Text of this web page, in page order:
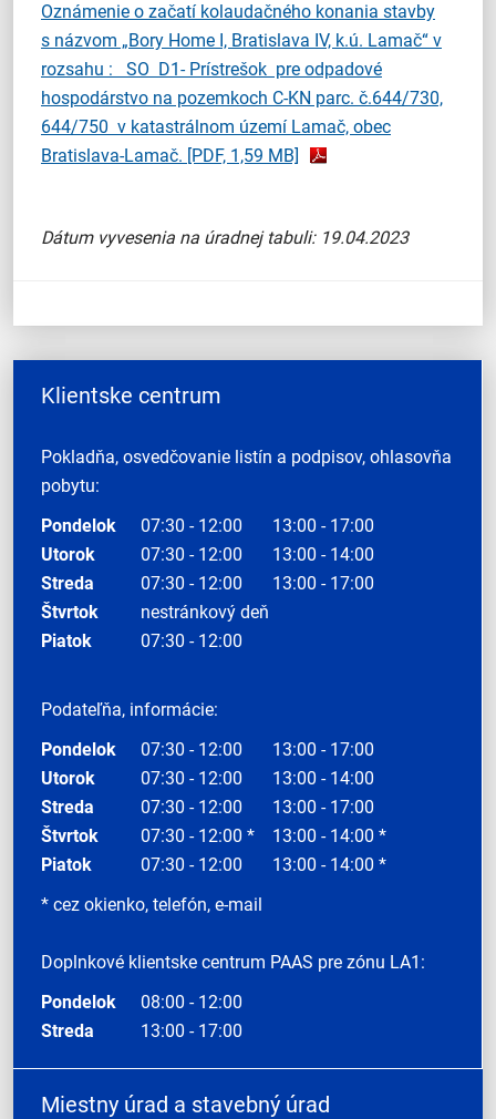
Oznámenie o začatí kolaudačného konania stavby
s názvom „Bory Home I, Bratislava IV, k.ú. Lamač“ v
rozsahu : SO D1- Prístrešok pre odpadové
hospodárstvo na pozemkoch C-KN parc. č.644/730,
644/750 v katastrálnom území Lamač, obec
Bratislava-Lamač. [PDF, 1,59 MB]
Dátum vyvesenia na úradnej tabuli: 19.04.2023
Klientske centrum
Pokladňa, osvedčovanie listín a podpisov, ohlasovňa
pobytu:
Pondelok
07:30 - 12:00
13:00 - 17:00
Utorok
07:30 - 12:00
13:00 - 14:00
Streda
07:30 - 12:00
13:00 - 17:00
Štvrtok
nestránkový deň
Piatok
07:30 - 12:00
Podateľňa, informácie:
Pondelok
07:30 - 12:00
13:00 - 17:00
Utorok
07:30 - 12:00
13:00 - 14:00
Streda
07:30 - 12:00
13:00 - 17:00
Štvrtok
07:30 - 12:00 *
13:00 - 14:00 *
Piatok
07:30 - 12:00
13:00 - 14:00 *
* cez okienko, telefón, e-mail
Doplnkové klientske centrum PAAS pre zónu LA1:
Pondelok
08:00 - 12:00
Streda
13:00 - 17:00
Miestny úrad a stavebný úrad